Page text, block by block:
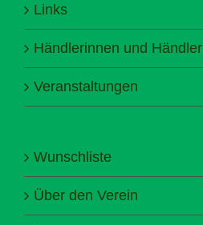
Links
Händlerinnen und Händler
Veranstaltungen
Wunschliste
Über den Verein